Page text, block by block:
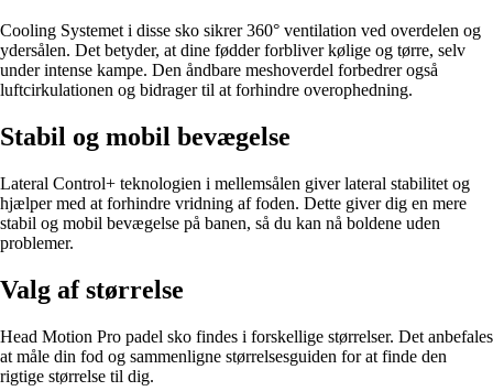
Cooling Systemet i disse sko sikrer 360° ventilation ved overdelen og
ydersålen. Det betyder, at dine fødder forbliver kølige og tørre, selv
under intense kampe. Den åndbare meshoverdel forbedrer også
luftcirkulationen og bidrager til at forhindre overophedning.
Stabil og mobil bevægelse
Lateral Control+ teknologien i mellemsålen giver lateral stabilitet og
hjælper med at forhindre vridning af foden. Dette giver dig en mere
stabil og mobil bevægelse på banen, så du kan nå boldene uden
problemer.
Valg af størrelse
Head Motion Pro padel sko findes i forskellige størrelser. Det anbefales
at måle din fod og sammenligne størrelsesguiden for at finde den
rigtige størrelse til dig.